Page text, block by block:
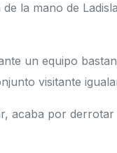
la mano de
un equipo
visitante
acaba por